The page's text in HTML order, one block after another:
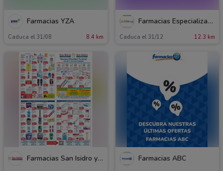
Farmacias YZA
Caduca el 31/08 8.4 km
Farmacias Especializadas
Caduca el 31/12 12.3 km
Farmacias San Isidro y San Borja Farmacias ABC